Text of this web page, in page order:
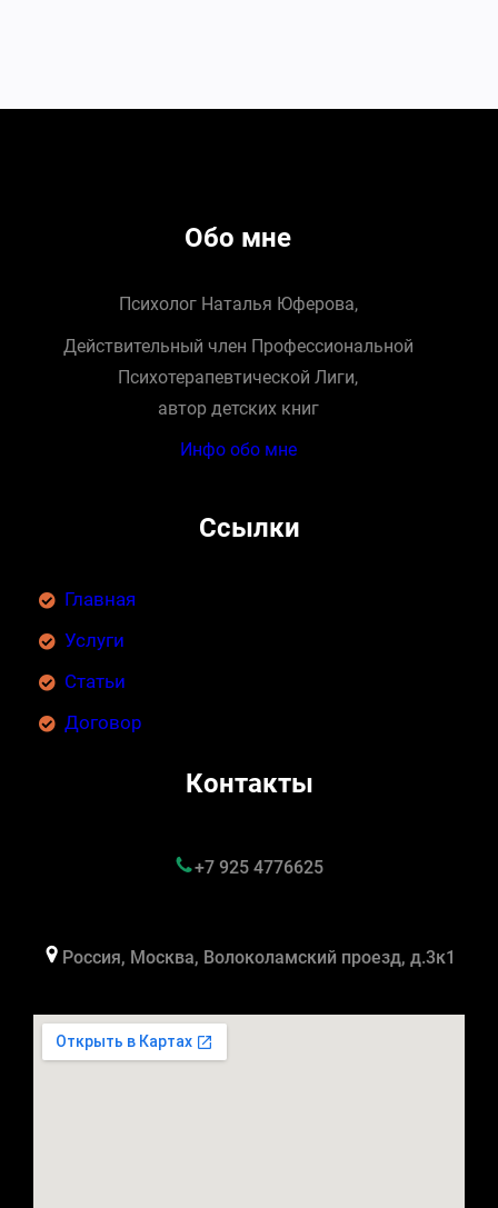
Обо мне
Психолог Наталья Юферова,
Действительный член Профессиональной
Психотерапевтической Лиги,
автор детских книг
Инфо обо мне
Ссылки
Главная
Услуги
Статьи
Договор
Контакты
+7 925 4776625
Россия, Москва, Волоколамский проезд, д.3к1